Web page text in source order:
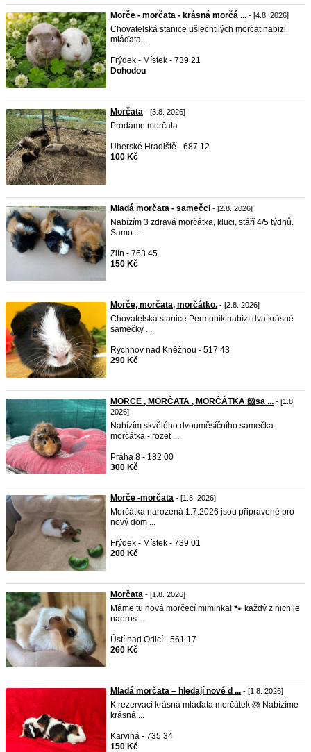
Morče - morčata - krásná morčá ... - [4.8. 2026]
Chovatelská stanice ušlechtilých morčat nabizi
mláďata ...
Frýdek - Místek - 739 21
Dohodou
Morčata - [3.8. 2026]
Prodáme morčata
Uherské Hradiště - 687 12
100 Kč
Mladá morčata - samečci - [2.8. 2026]
Nabízím 3 zdravá morčátka, kluci, stáří 4/5 týdnů.
Samo ...
Zlín - 763 45
150 Kč
Morče, morčata, morčátko. - [2.8. 2026]
Chovatelská stanice Permoník nabízí dva krásné
samečky ...
Rychnov nad Kněžnou - 517 43
290 Kč
MORCE , MORČATA , MORČÁTKA 🐹sa ... - [1.8.
2026]
Nabízím skvělého dvouměsíčního samečka
morčátka - rozet ...
Praha 8 - 182 00
300 Kč
Morče -morčata - [1.8. 2026]
Morčátka narozená 1.7.2026 jsou připravené pro
nový dom ...
Frýdek - Místek - 739 01
200 Kč
Morčata - [1.8. 2026]
​Máme tu nová morčecí miminka! 🐾 každý z nich je
napros ...
Ústí nad Orlicí - 561 17
260 Kč
Mladá morčata – hledají nové d ... - [1.8. 2026]
K rezervaci krásná mláďata morčátek 🐹 Nabízíme
krásná ...
Karviná - 735 34
150 Kč